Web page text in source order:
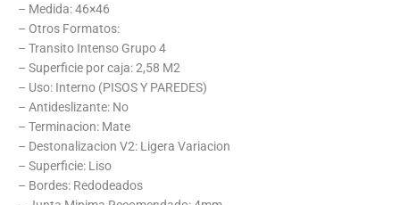
– Medida: 46×46
– Otros Formatos:
– Transito Intenso Grupo 4
– Superficie por caja: 2,58 M2
– Uso: Interno (PISOS Y PAREDES)
– Antideslizante: No
– Terminacion: Mate
– Destonalizacion V2: Ligera Variacion
– Superficie: Liso
– Bordes: Redodeados